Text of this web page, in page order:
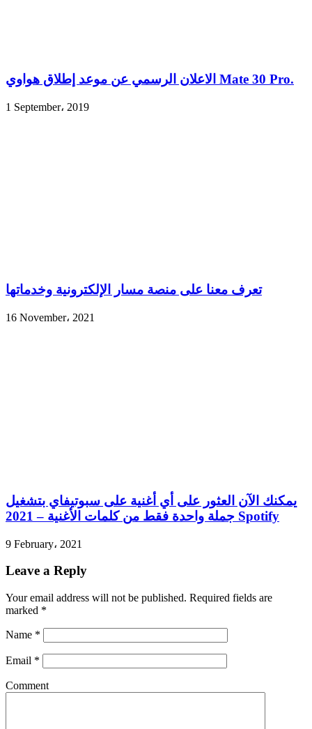
الاعلان الرسمي عن موعد إطلاق هواوي Mate 30 Pro.
1 September، 2019
تعرف معنا على منصة مسار الإلكترونية وخدماتها
16 November، 2021
يمكنك الآن العثور على أي أغنية على سبوتيفاي بتشغيل
جملة واحدة فقط من كلمات الأغنية – 2021 Spotify
9 February، 2021
Leave a Reply
Your email address will not be published. Required fields are
marked *
Name *
Email *
Comment